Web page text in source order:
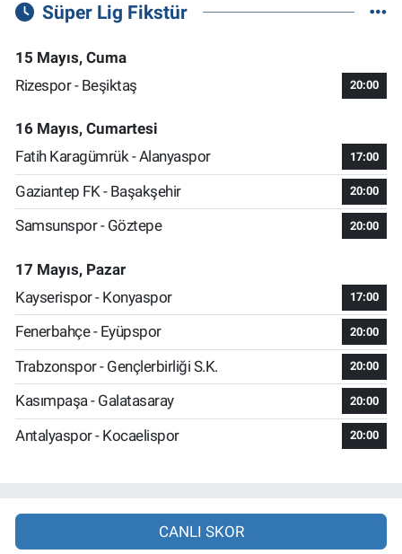
Süper Lig Fikstür
15 Mayıs, Cuma
Rizespor - Beşiktaş
20:00
16 Mayıs, Cumartesi
Fatih Karagümrük - Alanyaspor
17:00
Gaziantep FK - Başakşehir 20:00
Samsunspor - Göztepe 20:00
17 Mayıs, Pazar
Kayserispor - Konyaspor
17:00
Fenerbahçe - Eyüpspor 20:00
Trabzonspor - Gençlerbirliği S.K. 20:00
Kasımpaşa - Galatasaray 20:00
Antalyaspor - Kocaelispor 20:00
CANLI SKOR